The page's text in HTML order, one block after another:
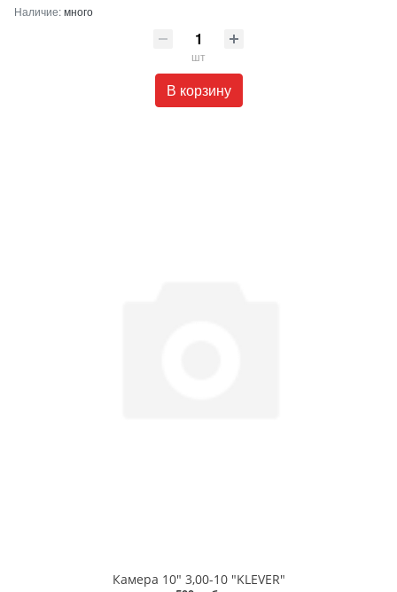
Наличие:много
шт
В корзину
Камера 10" 3,00-10 "KLEVER"